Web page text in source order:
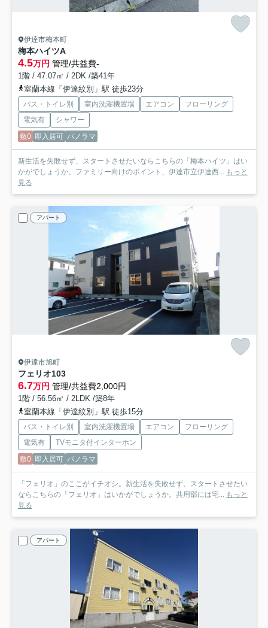
伊達市梅本町
梅本ハイツA
4.5万円 管理/共益費-
1階 / 47.07㎡ / 2DK /築41年
室蘭本線「伊達紋別」駅 徒歩23分
バス・トイレ別 室内洗濯機置場 エアコン
フローリング
電気有
シャワー
敷0 即入居可 パノラマ
新生活を失敗せず、スタートさせたいならこちらの「梅本ハイツ」はい
かがでしょうか。ファミリー向けのポイント、伊達市立伊達西... もっと
見る
アパート
伊達市旭町
フェリオ103
6.7万円 管理/共益費2,000円
1階 / 56.56㎡ / 2LDK /築8年
室蘭本線「伊達紋別」駅 徒歩15分
バス・トイレ別 室内洗濯機置場 エアコン
フローリング
電気有
TVモニタ付インターホン
敷0 即入居可 パノラマ
「フェリオ」のここがイチオシ。新生活を失敗せず、スタートさせたい
ならこちらの「フェリオ」はいかがでしょうか。共用部には宅... もっと
見る
アパート